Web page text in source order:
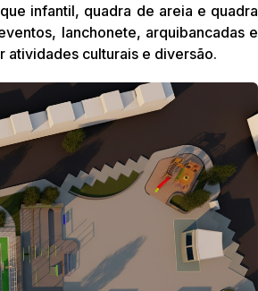
infantil, quadra de areia e quadra
lanchonete, arquibancadas e
culturais e diversão.